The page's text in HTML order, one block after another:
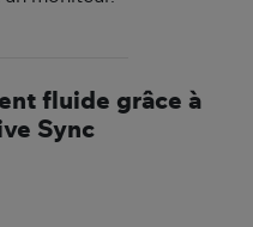
fluide grâce à
Sync